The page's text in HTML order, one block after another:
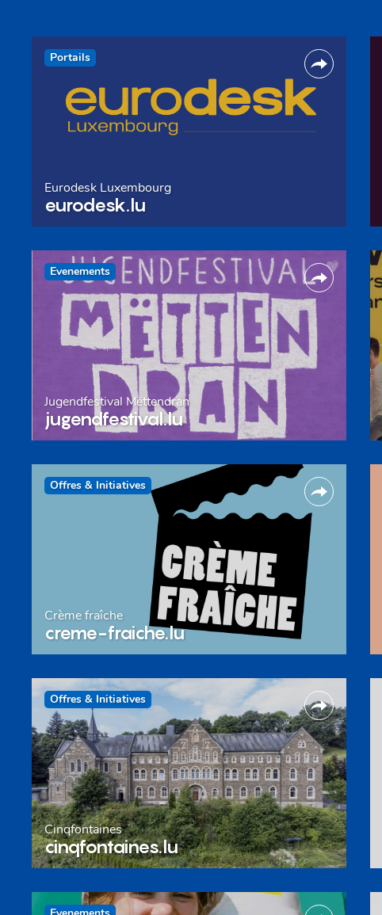
Portails
Eurodesk Luxembourg
eurodesk.lu
Evenements
Jugendfestival Mëttendran
jugendfestival.lu
Offres & Initiatives
Crème fraîche
creme-fraiche.lu
Offres & Initiatives
Cinqfontaines
cinqfontaines.lu